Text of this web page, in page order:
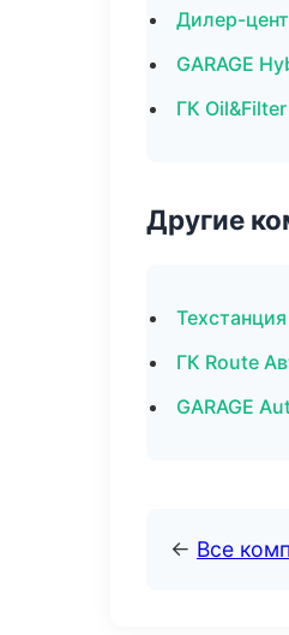
Дилер-
GARAGE
ГК
Другие
ГК Route
GARAGE
← Все